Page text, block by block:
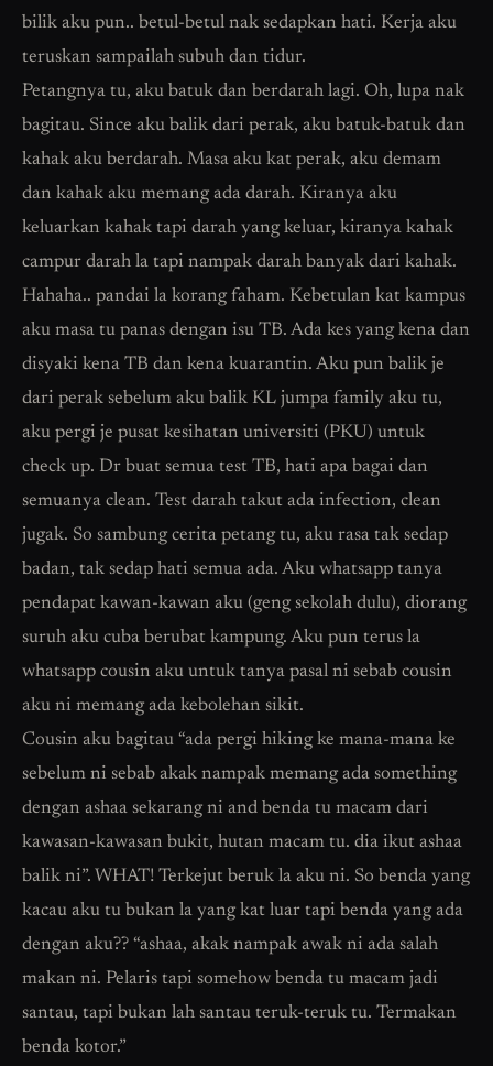
bilik aku pun.. betul-betul nak sedapkan hati. Kerja aku
teruskan sampailah subuh dan tidur.
Petangnya tu, aku batuk dan berdarah lagi. Oh, lupa nak
bagitau. Since aku balik dari perak, aku batuk-batuk dan
kahak aku berdarah. Masa aku kat perak, aku demam
dan kahak aku memang ada darah. Kiranya aku
keluarkan kahak tapi darah yang keluar, kiranya kahak
campur darah la tapi nampak darah banyak dari kahak.
Hahaha.. pandai la korang faham. Kebetulan kat kampus
aku masa tu panas dengan isu TB. Ada kes yang kena dan
disyaki kena TB dan kena kuarantin. Aku pun balik je
dari perak sebelum aku balik KL jumpa family aku tu,
aku pergi je pusat kesihatan universiti (PKU) untuk
check up. Dr buat semua test TB, hati apa bagai dan
semuanya clean. Test darah takut ada infection, clean
jugak. So sambung cerita petang tu, aku rasa tak sedap
badan, tak sedap hati semua ada. Aku whatsapp tanya
pendapat kawan-kawan aku (geng sekolah dulu), diorang
suruh aku cuba berubat kampung. Aku pun terus la
whatsapp cousin aku untuk tanya pasal ni sebab cousin
aku ni memang ada kebolehan sikit.
Cousin aku bagitau “ada pergi hiking ke mana-mana ke
sebelum ni sebab akak nampak memang ada something
dengan ashaa sekarang ni and benda tu macam dari
kawasan-kawasan bukit, hutan macam tu. dia ikut ashaa
balik ni”. WHAT! Terkejut beruk la aku ni. So benda yang
kacau aku tu bukan la yang kat luar tapi benda yang ada
dengan aku?? “ashaa, akak nampak awak ni ada salah
makan ni. Pelaris tapi somehow benda tu macam jadi
santau, tapi bukan lah santau teruk-teruk tu. Termakan
benda kotor.”